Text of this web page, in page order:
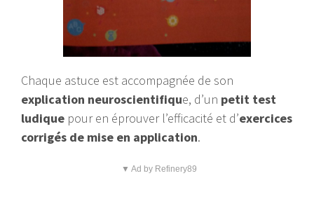
Chaque astuce est accompagnée de son
explication neuroscientifique, d’un petit test
ludique pour en éprouver l’efficacité et d’exercices
corrigés de mise en application.
▼ Ad by Refinery89